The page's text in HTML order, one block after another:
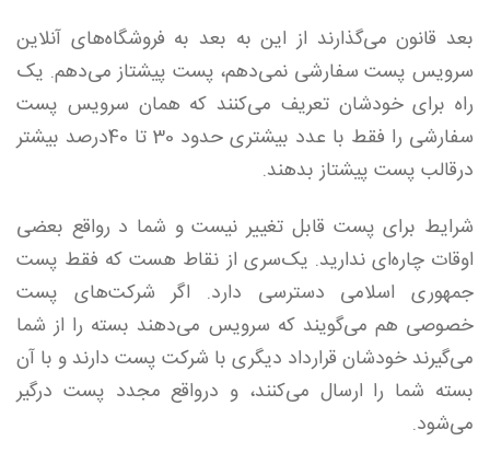
بعد قانون می‌گذارند از این به بعد به فروشگاه‌های آنلاین
سرویس پست سفارشی نمی‌دهم، پست پیشتاز می‌دهم. یک
راه برای خودشان تعریف می‌کنند که همان سرویس پست
سفارشی را فقط با عدد بیشتری حدود 30 تا 40درصد بیشتر
درقالب پست پیشتاز بدهند.
شرایط برای پست قابل تغییر نیست و شما د رواقع بعضی
اوقات چاره‌ای ندارید. یک‌سری از نقاط هست که فقط پست
جمهوری اسلامی دسترسی دارد. اگر شرکت‌های پست
خصوصی هم می‌گویند که سرویس می‌دهند بسته را از شما
می‌گیرند خودشان قرارداد دیگری با شرکت پست دارند و با آن
بسته شما را ارسال می‌کنند، و درواقع مجدد پست درگیر
می‌شود.